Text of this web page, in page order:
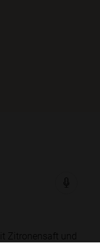
Zitronensaft und